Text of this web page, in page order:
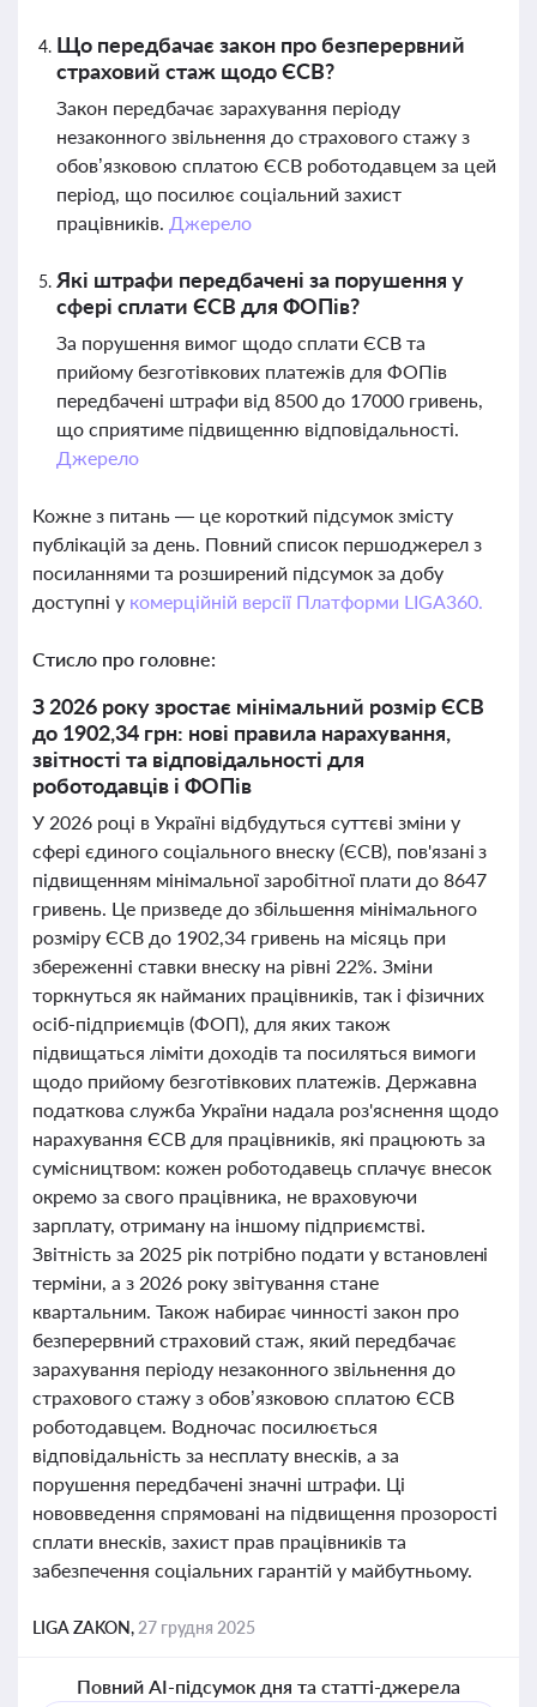
Що передбачає закон про безперервний
страховий стаж щодо ЄСВ?
Закон передбачає зарахування періоду
незаконного звільнення до страхового стажу з
обов’язковою сплатою ЄСВ роботодавцем за цей
період, що посилює соціальний захист
працівників. Джерело
Які штрафи передбачені за порушення у
сфері сплати ЄСВ для ФОПів?
За порушення вимог щодо сплати ЄСВ та
прийому безготівкових платежів для ФОПів
передбачені штрафи від 8500 до 17000 гривень,
що сприятиме підвищенню відповідальності.
Джерело
Кожне з питань — це короткий підсумок змісту
публікацій за день. Повний список першоджерел з
посиланнями та розширений підсумок за добу
доступні у комерційній версії Платформи LIGA360.
Стисло про головне:
З 2026 року зростає мінімальний розмір ЄСВ
до 1902,34 грн: нові правила нарахування,
звітності та відповідальності для
роботодавців і ФОПів
У 2026 році в Україні відбудуться суттєві зміни у
сфері єдиного соціального внеску (ЄСВ), пов'язані з
підвищенням мінімальної заробітної плати до 8647
гривень. Це призведе до збільшення мінімального
розміру ЄСВ до 1902,34 гривень на місяць при
збереженні ставки внеску на рівні 22%. Зміни
торкнуться як найманих працівників, так і фізичних
осіб-підприємців (ФОП), для яких також
підвищаться ліміти доходів та посиляться вимоги
щодо прийому безготівкових платежів. Державна
податкова служба України надала роз'яснення щодо
нарахування ЄСВ для працівників, які працюють за
сумісництвом: кожен роботодавець сплачує внесок
окремо за свого працівника, не враховуючи
зарплату, отриману на іншому підприємстві.
Звітність за 2025 рік потрібно подати у встановлені
терміни, а з 2026 року звітування стане
квартальним. Також набирає чинності закон про
безперервний страховий стаж, який передбачає
зарахування періоду незаконного звільнення до
страхового стажу з обов’язковою сплатою ЄСВ
роботодавцем. Водночас посилюється
відповідальність за несплату внесків, а за
порушення передбачені значні штрафи. Ці
нововведення спрямовані на підвищення прозорості
сплати внесків, захист прав працівників та
забезпечення соціальних гарантій у майбутньому.
LIGA ZAKON, 27 грудня 2025
Повний AI-підсумок дня та статті-джерела